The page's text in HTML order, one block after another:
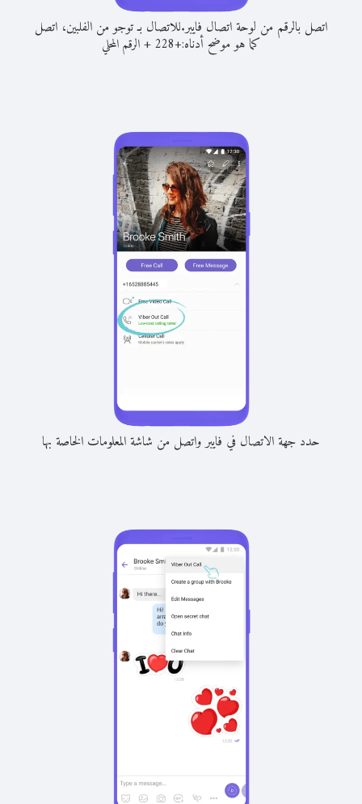
اتصل بالرقم من لوحة اتصال فايبر.للاتصال بـ توجو من الفلبين، اتصل
كما هو موضح أدناه:+
228
+الرقم المحلي
حدد جهة الاتصال في فايبر واتصل من شاشة المعلومات الخاصة بها